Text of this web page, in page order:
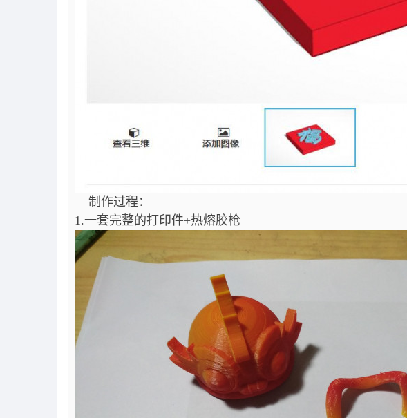
制作过程：
1.一套完整的打印件+热熔胶枪